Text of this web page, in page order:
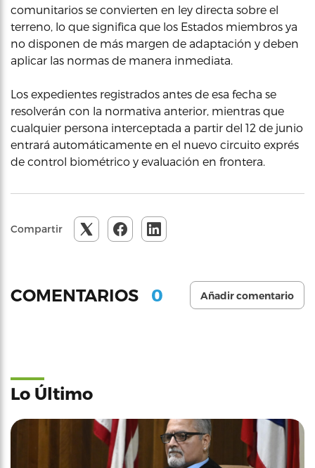
comunitarios se convierten en ley directa sobre el
terreno, lo que significa que los Estados miembros ya
no disponen de más margen de adaptación y deben
aplicar las normas de manera inmediata.
Los expedientes registrados antes de esa fecha se
resolverán con la normativa anterior, mientras que
cualquier persona interceptada a partir del 12 de junio
entrará automáticamente en el nuevo circuito exprés
de control biométrico y evaluación en frontera.
Compartir
COMENTARIOS 0 Añadir comentario
Lo Último